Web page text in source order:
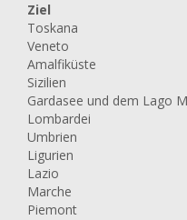
Ziel
Toskana
Veneto
Amalfiküste
Sizilien
Gardasee und dem Lago
Lombardei
Umbrien
Ligurien
Lazio
Marche
Piemont